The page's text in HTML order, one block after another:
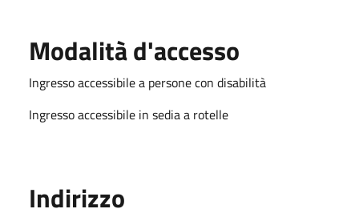
Modalità d'accesso
Ingresso accessibile a persone con disabilità
Ingresso accessibile in sedia a rotelle
Indirizzo